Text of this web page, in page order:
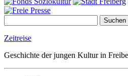
Zeitreise
Geschichte der jungen Kultur in